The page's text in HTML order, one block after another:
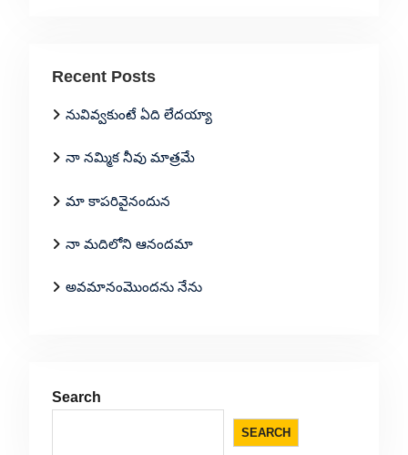
Recent Posts
నువివ్వకుంటే ఏది లేదయ్యా
నా నమ్మిక నీవు మాత్రమే
మా కాపరివైనందున
నా మదిలోని ఆనందమా
అవమానంమొందను నేను
Search
SEARCH